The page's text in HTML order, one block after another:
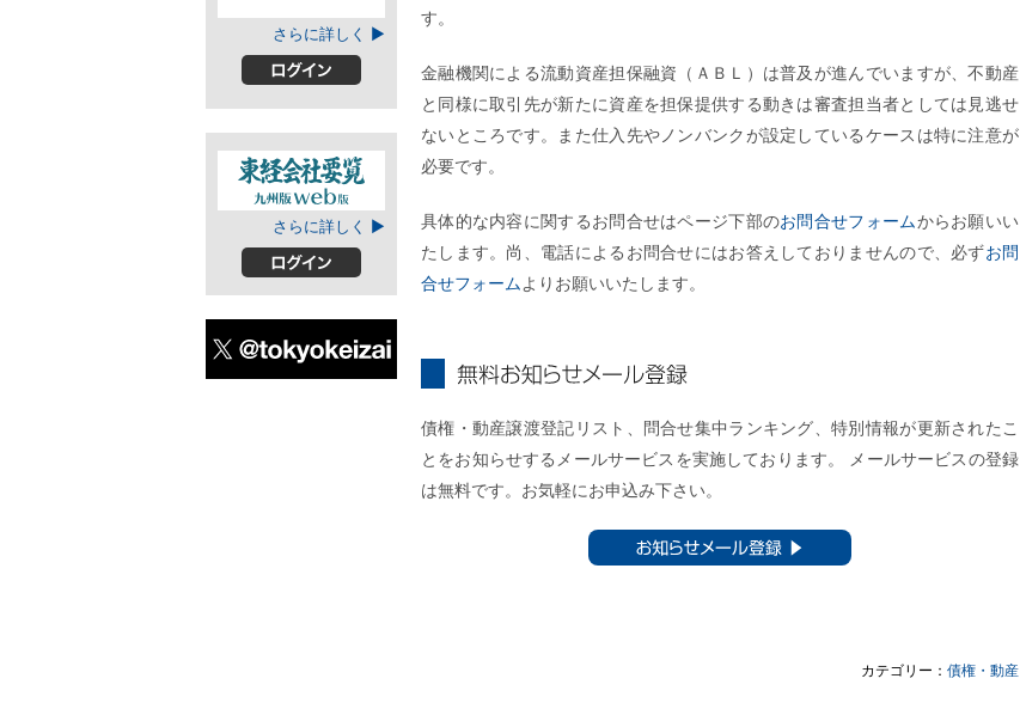
す。
金融機関による流動資産担保融資（ＡＢＬ）は普及が進んでいますが、不動産
と同様に取引先が新たに資産を担保提供する動きは審査担当者としては見逃せ
ないところです。また仕入先やノンバンクが設定しているケースは特に注意が
必要です。
具体的な内容に関するお問合せはページ下部のお問合せフォームからお願いい
たします。尚、電話によるお問合せにはお答えしておりませんので、必ずお問
合せフォームよりお願いいたします。
債権・動産譲渡登記リスト、問合せ集中ランキング、特別情報が更新されたこ
とをお知らせするメールサービスを実施しております。 メールサービスの登録
は無料です。お気軽にお申込み下さい。
カテゴリー： 債権・動産
TOKEIマイページ
さらに詳しく ▶
東経会社要覧web
さらに詳しく ▶
ログイン